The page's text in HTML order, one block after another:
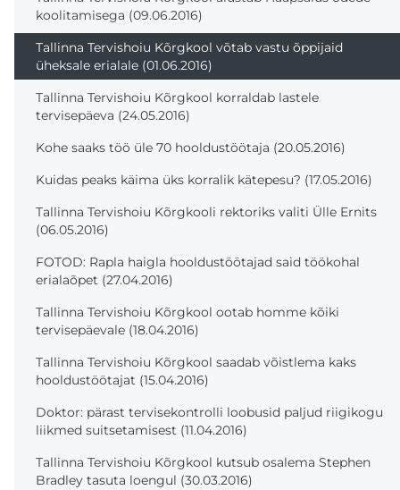
koolitamisega (09.06.2016)
Tallinna Tervishoiu Kõrgkool võtab vastu õppijaid
üheksale erialale (01.06.2016)
Tallinna Tervishoiu Kõrgkool korraldab lastele
tervisepäeva (24.05.2016)
Kohe saaks töö üle 70 hooldustöötaja (20.05.2016)
Kuidas peaks käima üks korralik kätepesu? (17.05.2016)
Tallinna Tervishoiu Kõrgkooli rektoriks valiti Ülle Ernits
(06.05.2016)
FOTOD: Rapla haigla hooldustöötajad said töökohal
erialaõpet (27.04.2016)
Tallinna Tervishoiu Kõrgkool ootab homme kõiki
tervisepäevale (18.04.2016)
Tallinna Tervishoiu Kõrgkool saadab võistlema kaks
hooldustöötajat (15.04.2016)
Doktor: pärast tervisekontrolli loobusid paljud riigikogu
liikmed suitsetamisest (11.04.2016)
Tallinna Tervishoiu Kõrgkool kutsub osalema Stephen
Bradley tasuta loengul (30.03.2016)